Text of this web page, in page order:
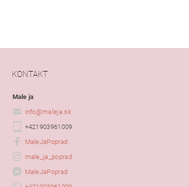
KONTAKT
Male ja
info@maleja.sk
+421903961009
MaleJaPoprad
male_ja_poprad
MaleJaPoprad